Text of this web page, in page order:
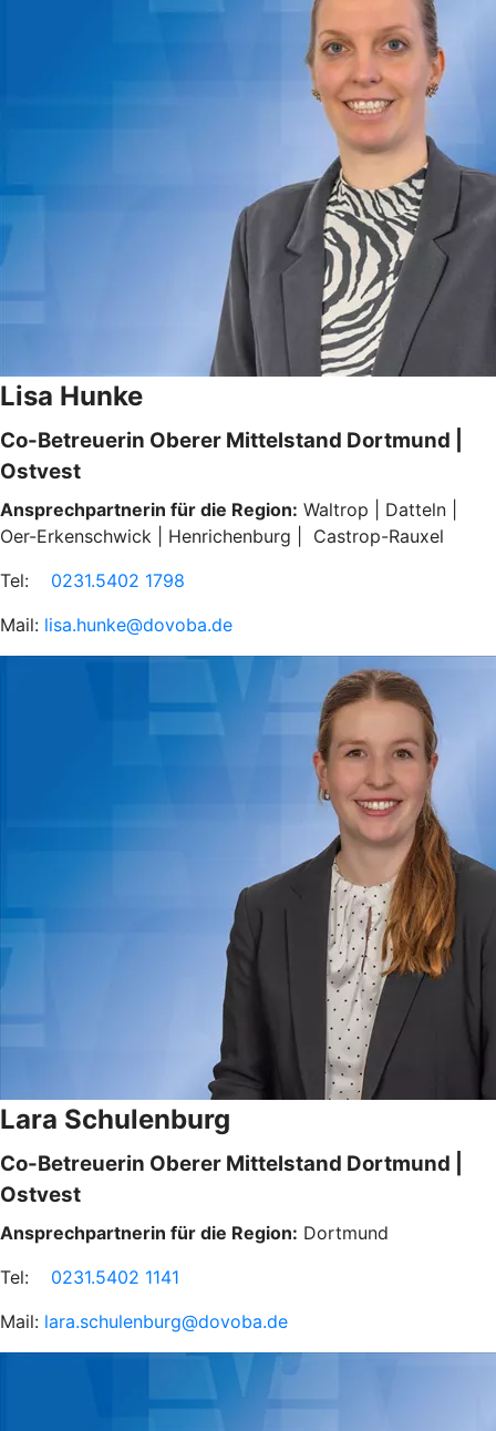
Lisa Hunke
Co-Betreuerin Oberer Mittelstand Dortmund |
Ostvest
Ansprechpartnerin für die Region: Waltrop | Datteln |
Oer-Erkenschwick | Henrichenburg | Castrop-Rauxel
Tel: 0231.5402 1798
Mail: lisa.hunke@dovoba.de
Lara Schulenburg
Co-Betreuerin Oberer Mittelstand Dortmund |
Ostvest
Ansprechpartnerin für die Region: Dortmund
Tel: 0231.5402 1141
Mail: lara.schulenburg@dovoba.de